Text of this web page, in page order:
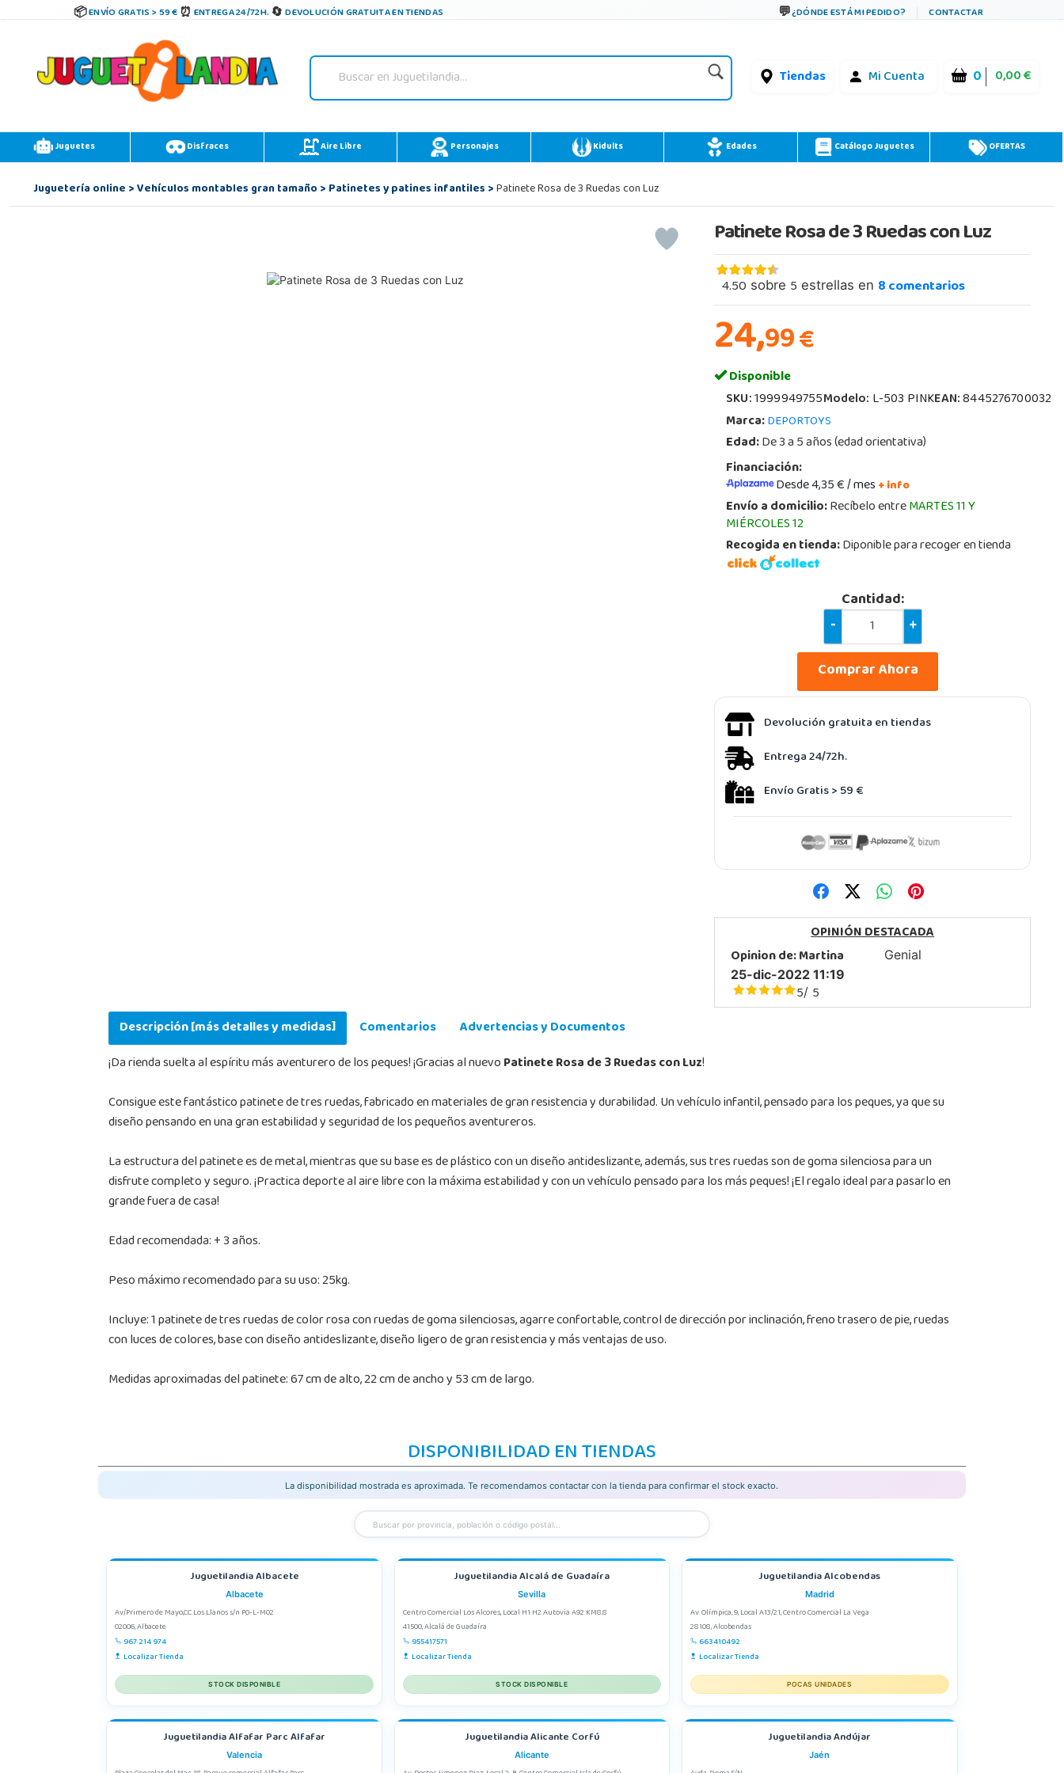
ENVÍO GRATIS > 59 € ENTREGA 24/72H. DEVOLUCIÓN GRATUITA EN TIENDAS ¿DÓNDE ESTÁ MI PEDIDO? CONTACTAR
Tiendas Mi Cuenta 0 0,00 €
Juguetes Disfraces Aire Libre Personajes Kidults Edades Catálogo Juguetes OFERTAS
Juguetería online>Vehículos montables gran tamaño>Patinetes y patines infantiles>Patinete Rosa de 3 Ruedas con Luz
Patinete Rosa de 3 Ruedas con Luz
4.50 sobre 5 estrellas en 8comentarios
24,99€
Disponible
SKU:1999949755Modelo:L-503 PINKEAN:8445276700032
Marca:DEPORTOYS
Edad:De 3 a 5 años (edad orientativa)
Financiación:
Desde 4,35 € / mes+ info
Envío a domicilio:Recíbelo entreMARTES 11 Y
MIÉRCOLES 12
Recogida en tienda:Diponible para recoger en tienda
Cantidad:
-
+
Comprar Ahora
Devolución gratuita en tiendas
Entrega 24/72h.
Envío Gratis > 59 €
OPINIÓN DESTACADA
Opinion de:Martina
25-dic-2022 11:19
5/ 5
Genial
Descripción [más detalles y medidas] Comentarios
Advertencias y Documentos
¡Da rienda suelta al espíritu más aventurero de los peques! ¡Gracias al nuevoPatinete Rosa de 3 Ruedas con Luz!
Consigue este fantástico patinete de tres ruedas, fabricado en materiales de gran resistencia y durabilidad. Un vehículo infantil, pensado para los peques, ya que su
diseño pensando en una gran estabilidad y seguridad de los pequeños aventureros.
La estructura del patinete es de metal, mientras que su base es de plástico con un diseño antideslizante, además, sus tres ruedas son de goma silenciosa para un
disfrute completo y seguro. ¡Practica deporte al aire libre con la máxima estabilidad y con un vehículo pensado para los más peques! ¡El regalo ideal para pasarlo en
grande fuera de casa!
Edad recomendada: + 3 años.
Peso máximo recomendado para su uso: 25kg.
Incluye: 1 patinete de tres ruedas de color rosa con ruedas de goma silenciosas, agarre confortable, control de dirección por inclinación, freno trasero de pie, ruedas
con luces de colores, base con diseño antideslizante, diseño ligero de gran resistencia y más ventajas de uso.
Medidas aproximadas del patinete: 67 cm de alto, 22 cm de ancho y 53 cm de largo.
DISPONIBILIDAD EN TIENDAS
La disponibilidad mostrada es aproximada. Te recomendamos contactar con la tienda para confirmar el stock exacto.
Juguetilandia Albacete
Albacete
Av/Primero de Mayo,CC Los Llanos s/n P0-L-M02
02006, Albacete
967 214 974
Localizar Tienda
STOCK DISPONIBLE
Juguetilandia Alcalá de Guadaíra
Sevilla
Centro Comercial Los Alcores, Local H1 H2 Autovia A92 KM8.8
41500, Alcalá de Guadaíra
955417571
Localizar Tienda
STOCK DISPONIBLE
Juguetilandia Alcobendas
Madrid
Av. Olímpica, 9, Local A13/21, Centro Comercial La Vega
28108, Alcobendas
663410492
Localizar Tienda
POCAS UNIDADES
Juguetilandia Alfafar Parc Alfafar
Valencia
Juguetilandia Alicante Corfú
Alicante
Juguetilandia Andújar
Jaén